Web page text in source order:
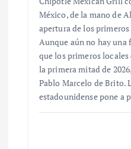
México, de la mano de
apertura de los
Aunque aún no hay una
que los primeros
la primera mitad de
Pablo Marcelo de Brito.
estadounidense pone a